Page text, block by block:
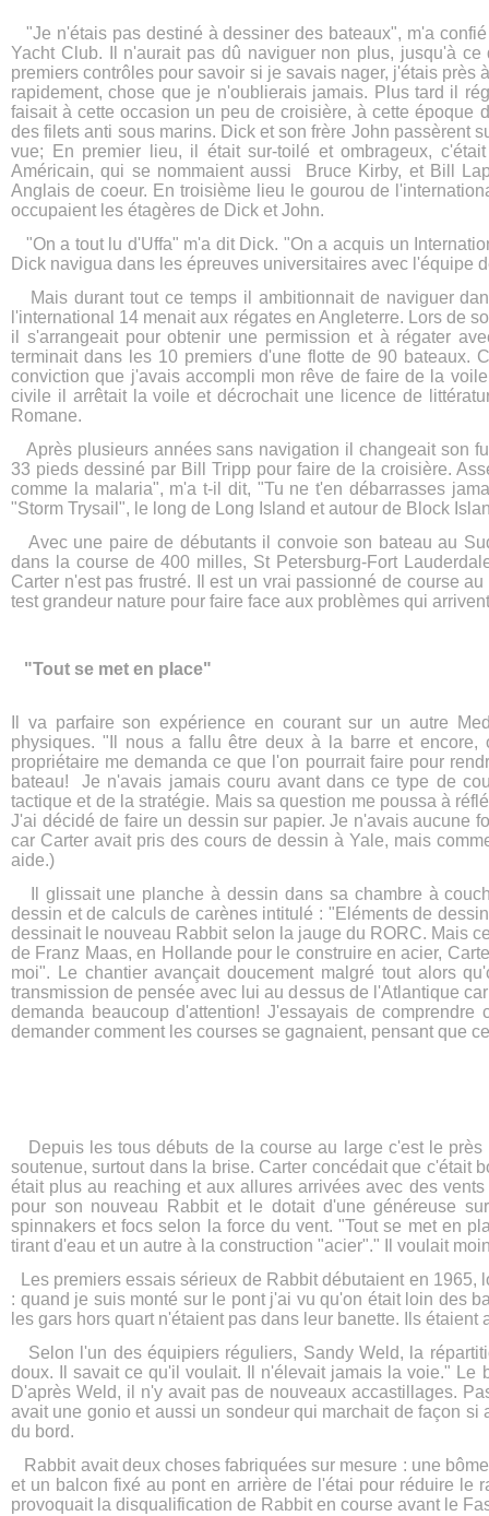
"Je n'étais pas destiné à dessiner des bateaux", m'a
Yacht Club. Il n'aurait pas dû naviguer non plus, jusqu'à
premiers contrôles pour savoir si je savais nager, j'étais
rapidement, chose que je n'oublierais jamais. Plus tard il
faisait à cette occasion un peu de croisière, à cette époque
des filets anti sous marins. Dick et son frère John passèrent
vue; En premier lieu, il était sur-toilé et ombrageux,
Américain, qui se nommaient aussi Bruce Kirby, et Bill
Anglais de coeur. En troisième lieu le gourou de
occupaient les étagères de Dick et John.
"On a tout lu d'Uffa" m'a dit Dick. "On a acquis un
Dick navigua dans les épreuves universitaires avec l'équipe
Mais durant tout ce temps il ambitionnait de naviguer
l'international 14 menait aux régates en Angleterre. Lors de
il s'arrangeait pour obtenir une permission et à régater
terminait dans les 10 premiers d'une flotte de 90 bateaux.
conviction que j'avais accompli mon rêve de faire de la
civile il arrêtait la voile et décrochait une licence de
Romane.
Après plusieurs années sans navigation il changeait son
33 pieds dessiné par Bill Tripp pour faire de la croisière.
comme la malaria", m'a t-il dit, "Tu ne t'en débarrasses
"Storm Trysail", le long de Long Island et autour de Block
Avec une paire de débutants il convoie son bateau au
dans la course de 400 milles, St Petersburg-Fort
Carter n'est pas frustré. Il est un vrai passionné de course
test grandeur nature pour faire face aux problèmes qui
"Tout se met en place"
Il va parfaire son expérience en courant sur un autre
physiques. "Il nous a fallu être deux à la barre et
propriétaire me demanda ce que l'on pourrait faire pour
bateau! Je n'avais jamais couru avant dans ce type de
tactique et de la stratégie. Mais sa question me poussa à
J'ai décidé de faire un dessin sur papier. Je n'avais aucune
car Carter avait pris des cours de dessin à Yale, mais
aide.)
Il glissait une planche à dessin dans sa chambre à
dessin et de calculs de carènes intitulé : "Eléments de
dessinait le nouveau Rabbit selon la jauge du RORC. Mais
de Franz Maas, en Hollande pour le construire en acier,
moi". Le chantier avançait doucement malgré tout alors
transmission de pensée avec lui au dessus de l'Atlantique
demanda beaucoup d'attention! J'essayais de
demander comment les courses se gagnaient, pensant que
Depuis les tous débuts de la course au large c'est le
soutenue, surtout dans la brise. Carter concédait que c'était
était plus au reaching et aux allures arrivées avec des
pour son nouveau Rabbit et le dotait d'une généreuse
spinnakers et focs selon la force du vent. "Tout se met en
tirant d'eau et un autre à la construction "acier"." Il voulait
Les premiers essais sérieux de Rabbit débutaient en
: quand je suis monté sur le pont j'ai vu qu'on était loin des
les gars hors quart n'étaient pas dans leur banette. Ils
Selon l'un des équipiers réguliers, Sandy Weld, la
doux. Il savait ce qu'il voulait. Il n'élevait jamais la voie." Le
D'après Weld, il n'y avait pas de nouveaux accastillages.
avait une gonio et aussi un sondeur qui marchait de façon
du bord.
Rabbit avait deux choses fabriquées sur mesure : une
et un balcon fixé au pont en arrière de l'étai pour réduire le
provoquait la disqualification de Rabbit en course avant le